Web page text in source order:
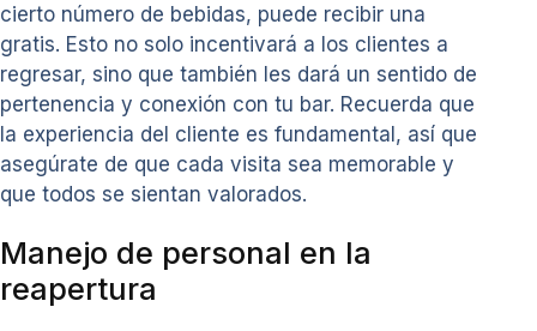
cierto número de bebidas, puede recibir una
gratis. Esto no solo incentivará a los clientes a
regresar, sino que también les dará un sentido de
pertenencia y conexión con tu bar. Recuerda que
la experiencia del cliente es fundamental, así que
asegúrate de que cada visita sea memorable y
que todos se sientan valorados.
Manejo de personal en la
reapertura